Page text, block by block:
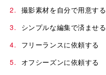
撮影素材を自分で用意する
シンプルな編集で済ませる
フリーランスに依頼する
オフシーズンに依頼する